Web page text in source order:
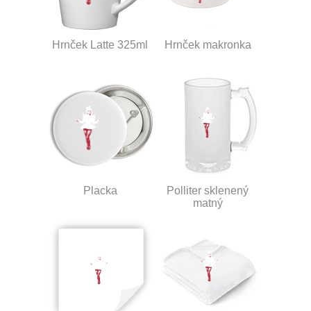
Hrnček Latte 325ml Hrnček makronka
Placka
Polliter sklenený
matný